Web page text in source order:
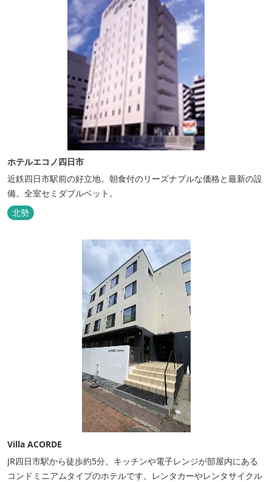
ホテルエコノ四日市
近鉄四日市駅前の好立地。朝食付のリーズナブルな価格と最新の設
備。全室セミダブルベット。
北勢
Villa ACORDE
JR四日市駅から徒歩約5分。キッチンや電子レンジが部屋内にある
コンドミニアムタイプのホテルです。レンタカーやレンタサイクル